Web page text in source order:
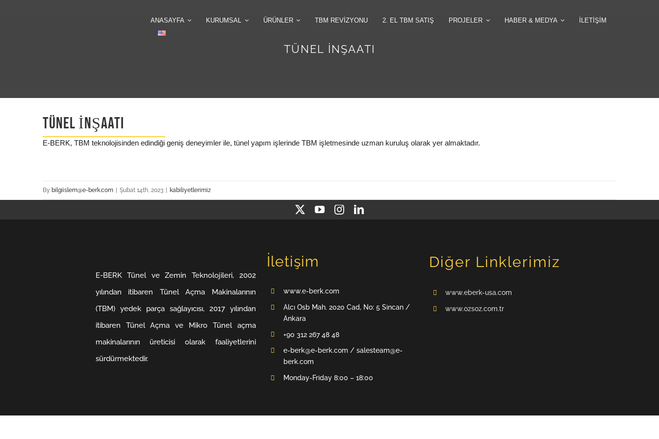
ANASAYFA KURUMSAL ÜRÜNLER TBM REVIZYONU 2. EL TBM SATIŞ PROJELER HABER & MEDYA ILETIŞIM
TÜNEL İNŞAATI
Larger
Image
TÜNEL İNŞAATI
E-BERK, TBM teknolojisinden edindiği geniş deneyimler ile, tünel yapım işlerinde TBM işletmesinde uzman kuruluş olarak yer almaktadır.
By bilgiislem@e-berk.com Şubat 14th, 2023 kabiliyetlerimiz
E-BERK Tünel ve Zemin Teknolojileri, 2002
yılından itibaren Tünel Açma Makinalarının
(TBM) yedek parça sağlayıcısı, 2017 yılından
itibaren Tünel Açma ve Mikro Tünel açma
makinalarının üreticisi olarak faaliyetlerini
sürdürmektedir.
İletişim
www.e-berk.com
Alcı Osb Mah. 2020 Cad, No: 5 Sincan /
Ankara
+90 312 267 48 48
e-berk@e-berk.com / salesteam@e-
berk.com
Monday-Friday 8:00 – 18:00
Diğer Linklerimiz
www.eberk-usa.com
www.ozsoz.com.tr